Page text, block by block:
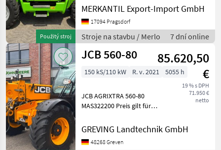
Použitý stroj
Tragkraft: 3800 kg,
Hubhöhe: 700 cm,
Arbeitsscheinwerfer 2x
hinten, Arbeitsschein
MERKANTIL Export-Import GmbH
17094 Pragsdorf
Stroje na stavbu / Merlo 7 dní online
JCB 560-80
85.620,50
€
19 % s DPH
71.950 €
netto
150 kS/110 kW R. v. 2021 5055 h
JCB AGRIXTRA 560-80
MAS322200 Preis gilt für
Angebot freibleibend.
Irrtümer, Änderungen und
Zwischenverkauf
GREVING Landtechnik GmbH
48268 Greven